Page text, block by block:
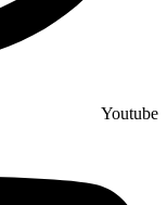
Youtube